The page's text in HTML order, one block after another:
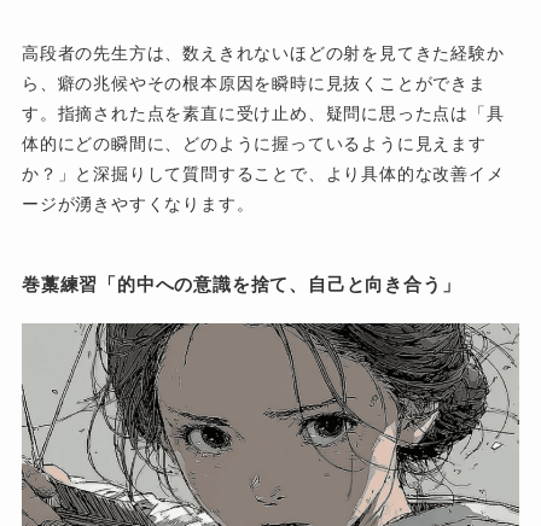
高段者の先生方は、数えきれないほどの射を見てきた経験か
ら、癖の兆候やその根本原因を瞬時に見抜くことができま
す。指摘された点を素直に受け止め、疑問に思った点は「具
体的にどの瞬間に、どのように握っているように見えます
か？」と深掘りして質問することで、より具体的な改善イメ
ージが湧きやすくなります。
巻藁練習「的中への意識を捨て、自己と向き合う」